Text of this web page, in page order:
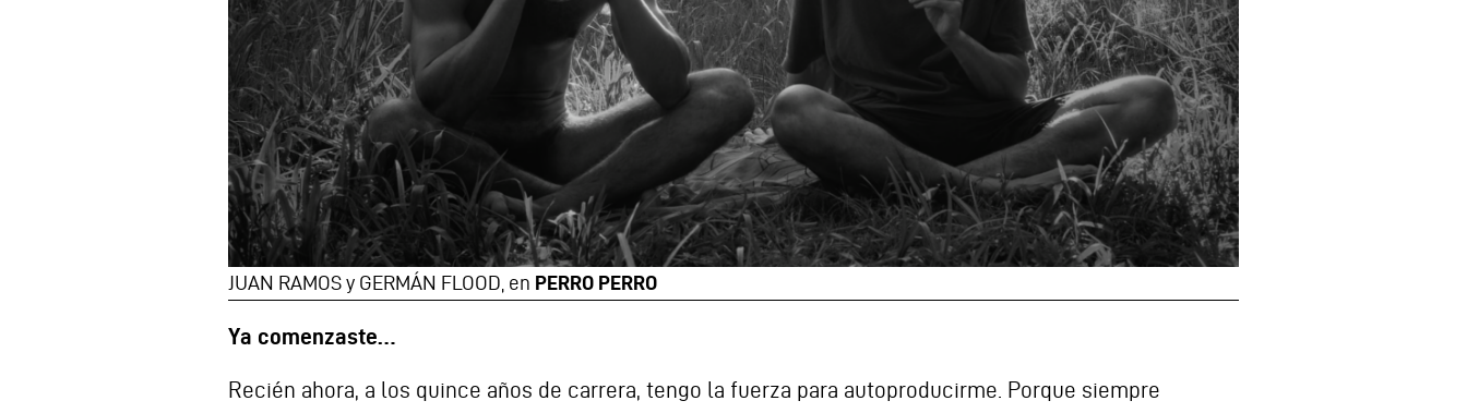
JUAN RAMOS y GERMÁN FLOOD, en PERRO PERRO
Ya comenzaste…
Recién ahora, a los quince años de carrera, tengo la fuerza para autoproducirme. Porque siempre